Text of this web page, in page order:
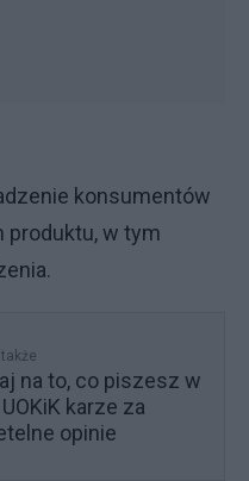
konsumentów
produktu, w tym
na to, co piszesz w
karze za
opinie